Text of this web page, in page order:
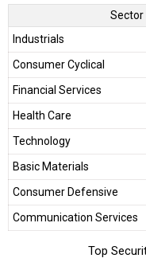
Sector
Industrials
Consumer Cyclical
Financial Services
Health Care
Technology
Basic Materials
Consumer Defensive
Communication Services
Top